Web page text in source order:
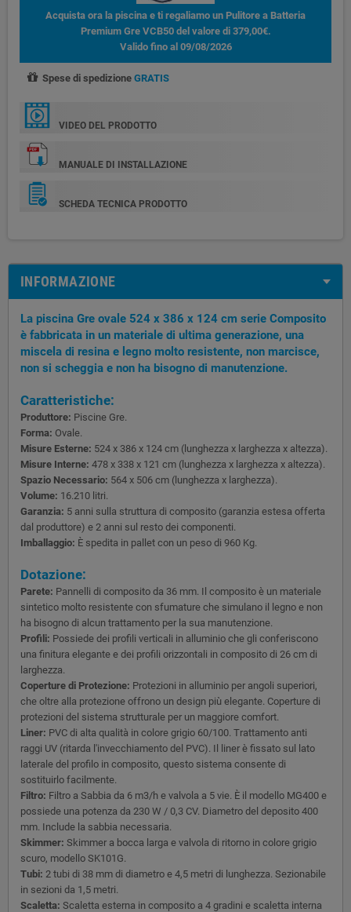
Acquista ora la piscina e ti regaliamo un Pulitore a Batteria
Premium Gre VCB50 del valore di 379,00€.
Valido fino al 09/08/2026
Spese di spedizione GRATIS
VIDEO DEL PRODOTTO
MANUALE DI INSTALLAZIONE
SCHEDA TECNICA PRODOTTO
INFORMAZIONE
La piscina Gre ovale 524 x 386 x 124 cm serie Composito
è fabbricata in un materiale di ultima generazione, una
miscela di resina e legno molto resistente, non marcisce,
non si scheggia e non ha bisogno di manutenzione.
Caratteristiche:
Produttore: Piscine Gre.
Forma: Ovale.
Misure Esterne: 524 x 386 x 124 cm (lunghezza x larghezza x altezza).
Misure Interne: 478 x 338 x 121 cm (lunghezza x larghezza x altezza).
Spazio Necessario: 564 x 506 cm (lunghezza x larghezza).
Volume: 16.210 litri.
Garanzia: 5 anni sulla struttura di composito (garanzia estesa offerta
dal produttore) e 2 anni sul resto dei componenti.
Imballaggio: È spedita in pallet con un peso di 960 Kg.
Dotazione:
Parete: Pannelli di composito da 36 mm. Il composito è un materiale
sintetico molto resistente con sfumature che simulano il legno e non
ha bisogno di alcun trattamento per la sua manutenzione.
Profili: Possiede dei profili verticali in alluminio che gli conferiscono
una finitura elegante e dei profili orizzontali in composito di 26 cm di
larghezza.
Coperture di Protezione: Protezioni in alluminio per angoli superiori,
che oltre alla protezione offrono un design più elegante. Coperture di
protezioni del sistema strutturale per un maggiore comfort.
Liner: PVC di alta qualità in colore grigio 60/100. Trattamento anti
raggi UV (ritarda l'invecchiamento del PVC). Il liner è fissato sul lato
laterale del profilo in composito, questo sistema consente di
sostituirlo facilmente.
Filtro: Filtro a Sabbia da 6 m3/h e valvola a 5 vie. È il modello MG400 e
possiede una potenza da 230 W / 0,3 CV. Diametro del deposito 400
mm. Include la sabbia necessaria.
Skimmer: Skimmer a bocca larga e valvola di ritorno in colore grigio
scuro, modello SK101G.
Tubi: 2 tubi di 38 mm di diametro e 4,5 metri di lunghezza. Sezionabile
in sezioni da 1,5 metri.
Scaletta: Scaletta esterna in composito a 4 gradini e scaletta interna